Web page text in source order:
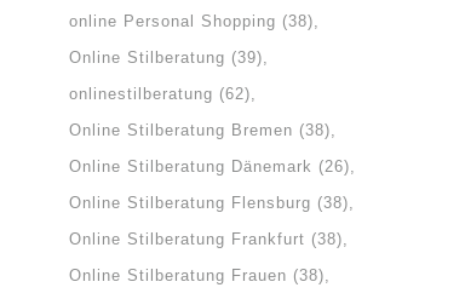
online Personal Shopping (38)
Online Stilberatung (39)
onlinestilberatung (62)
Online Stilberatung Bremen (38)
Online Stilberatung Dänemark (26)
Online Stilberatung Flensburg (38)
Online Stilberatung Frankfurt (38)
Online Stilberatung Frauen (38)